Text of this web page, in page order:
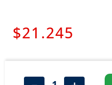
$21 .245
7.
205
9.
john deere